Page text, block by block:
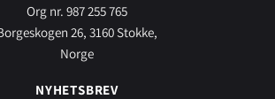
Org nr. 987 255 765
26, 3160 Stokke,
Norge
NYHETSBREV